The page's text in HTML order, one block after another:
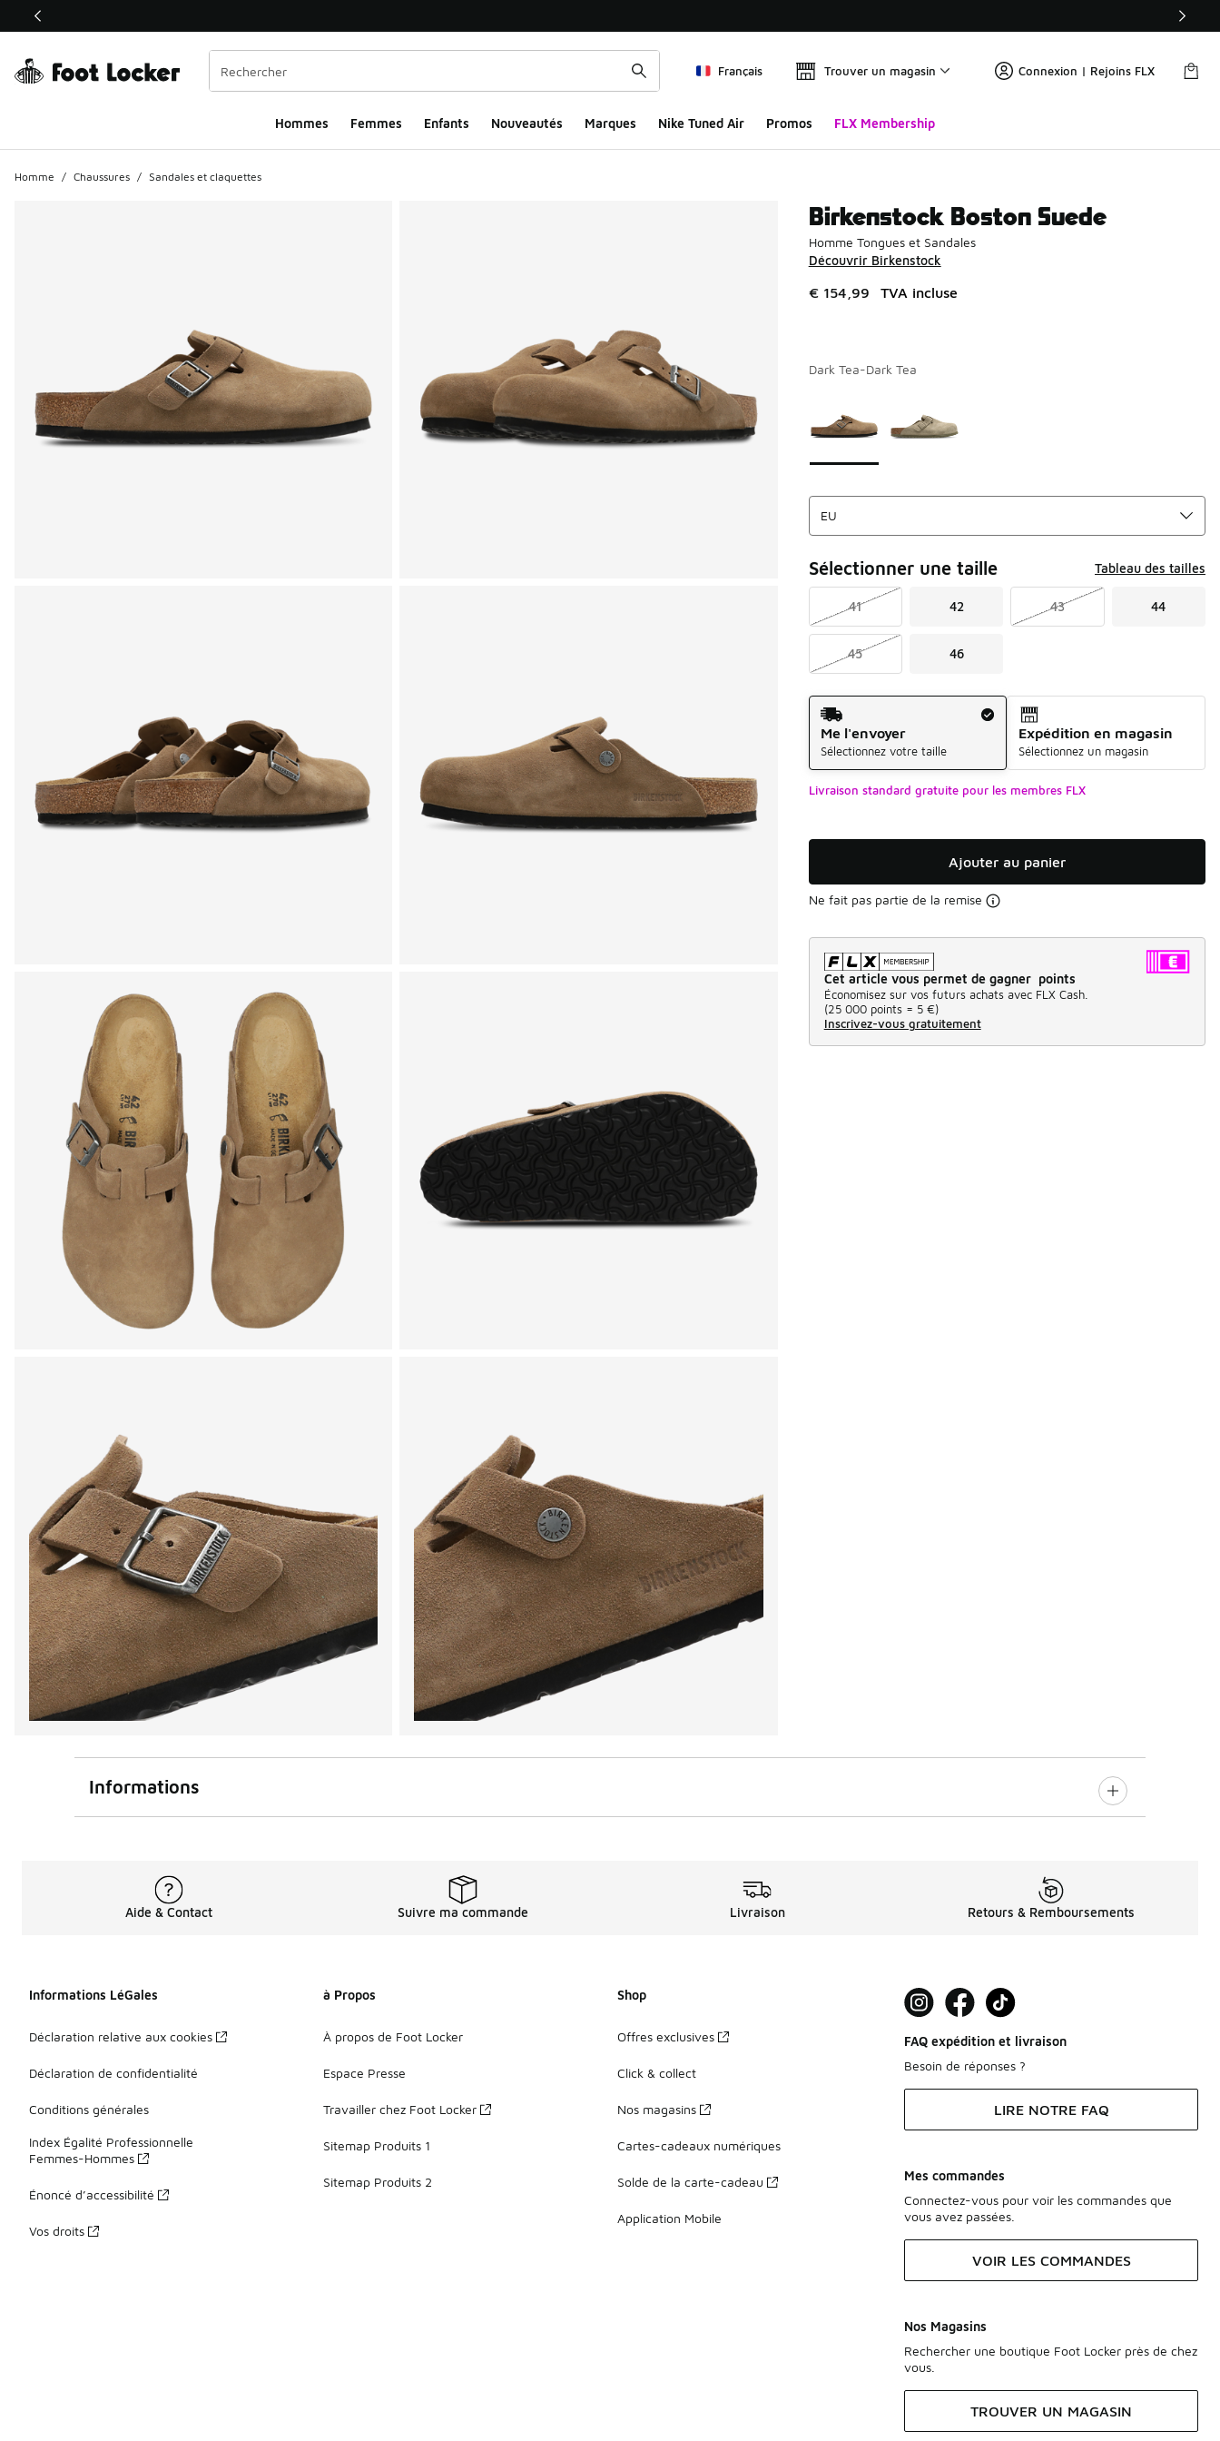
Ce lien ouvrira une nouvelle fenêtre
Français Trouver un magasin Connexion | Rejoins FLX
Hommes​ Femmes Enfants Nouveautés Marques Nike Tuned Air Promos FLX Membership
Homme / Chaussures / Sandales et claquettes
Birkenstock Boston Suede
Homme Tongues et Sandales
Découvrir Birkenstock
€ 154,99 TVA incluse
Dark Tea-Dark Tea
Sélectionner une taille Tableau des tailles
41 42 43 44
45 46
Mode d'expédition
Me l'envoyer
Sélectionnez votre taille
Expédition en magasin
Sélectionnez un magasin
Livraison standard gratuite pour les membres FLX
Ajouter au panier
Ne fait pas partie de la remise
Cet article vous permet de gagner points
Économisez sur vos futurs achats avec FLX Cash.
(25 000 points = 5 €)
Inscrivez-vous gratuitement
Informations
Aide & Contact Suivre ma commande Livraison Retours & Remboursements
Informations LéGales
Déclaration relative aux cookies
Déclaration de confidentialité
Conditions générales
Index Égalité Professionnelle
Femmes-Hommes
Énoncé d’accessibilité
Vos droits
à Propos
À propos de Foot Locker
Espace Presse
Travailler chez Foot Locker
Sitemap Produits 1
Sitemap Produits 2
Shop
Offres exclusives
Click & collect
Nos magasins
Cartes-cadeaux numériques
Solde de la carte-cadeau
Application Mobile
FAQ expédition et livraison
Besoin de réponses ?
LIRE NOTRE FAQ
Mes commandes
Connectez-vous pour voir les commandes que
vous avez passées.
VOIR LES COMMANDES
Nos Magasins
Rechercher une boutique Foot Locker près de chez
vous.
TROUVER UN MAGASIN